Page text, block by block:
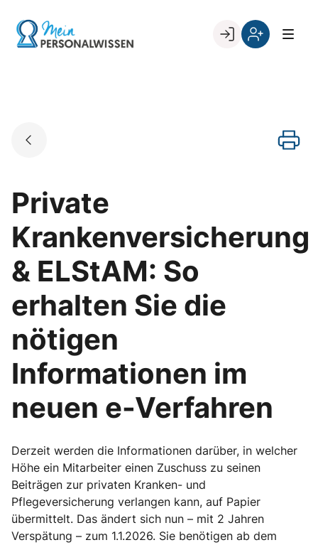
content
Go to landing page.
Private
Krankenversicherung
& ELStAM: So
erhalten Sie die
nötigen
Informationen im
neuen e-Verfahren
Derzeit werden die Informationen darüber, in welcher
Höhe ein Mitarbeiter einen Zuschuss zu seinen
Beiträgen zur privaten Kranken- und
Pflegeversicherung verlangen kann, auf Papier
übermittelt. Das ändert sich nun – mit 2 Jahren
Verspätung – zum 1.1.2026. Sie benötigen ab dem